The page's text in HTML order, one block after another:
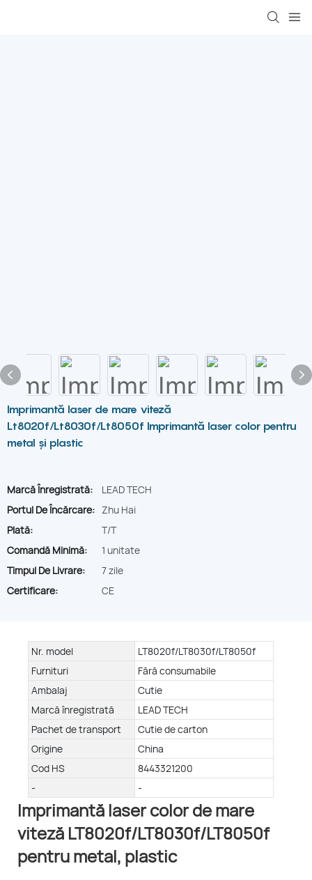
Imprimantă laser de mare viteză
Lt8020f/Lt8030f/Lt8050f Imprimantă laser color pentru
metal și plastic
Marcă Înregistrată:
LEAD TECH
Portul De Încărcare: Zhu Hai
Plată:
T/T
Comandă Minimă:
1 unitate
Timpul De Livrare:
7 zile
Certificare:
CE
Nr. model
LT8020f/LT8030f/LT8050f
Furnituri
Fără consumabile
Ambalaj
Cutie
Marcă înregistrată
LEAD TECH
Pachet de transport
Cutie de carton
Origine
China
Cod HS
8443321200
-
-
Imprimantă laser color de mare
viteză LT8020f/LT8030f/LT8050f
pentru metal, plastic